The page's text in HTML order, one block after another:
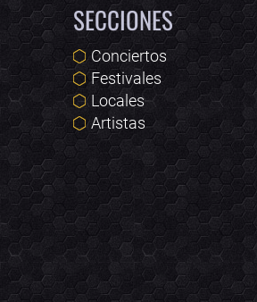
SECCIONES
Conciertos
Festivales
Locales
Artistas